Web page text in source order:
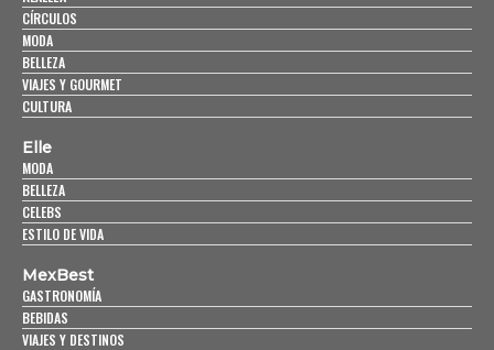
CÍRCULOS
MODA
BELLEZA
VIAJES Y GOURMET
CULTURA
Elle
MODA
BELLEZA
CELEBS
ESTILO DE VIDA
MexBest
GASTRONOMÍA
BEBIDAS
VIAJES Y DESTINOS